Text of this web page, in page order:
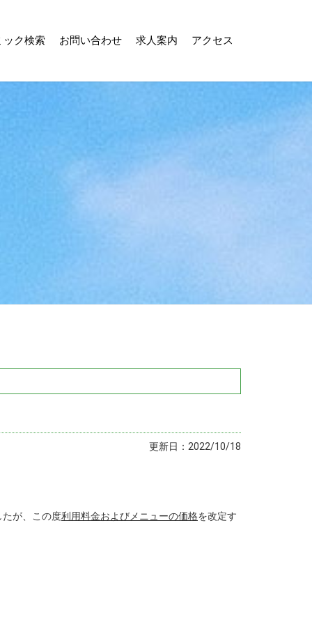
ック検索 お問い合わせ 求人案内 アクセス
更新日：2022/10/18
が、この度利用料金およびメニューの価格を改定す